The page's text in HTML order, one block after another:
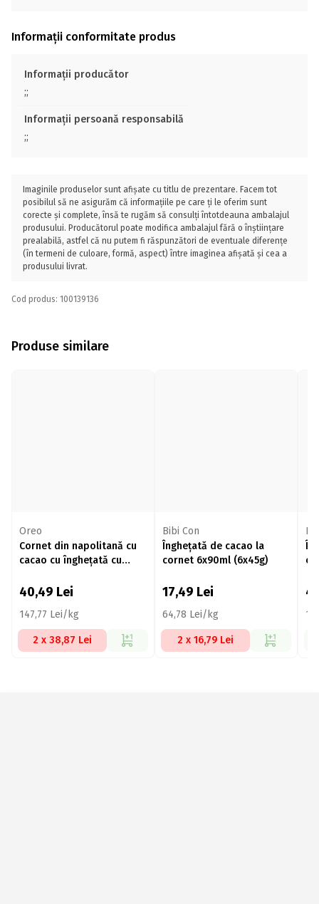
Informații conformitate produs
Informații producător
;;
Informații persoană responsabilă
;;
Imaginile produselor sunt afișate cu titlu de prezentare. Facem tot
posibilul să ne asigurăm că informațiile pe care ți le oferim sunt
corecte și complete, însă te rugăm să consulți întotdeauna ambalajul
produsului. Producătorul poate modifica ambalajul fără o înștiințare
prealabilă, astfel că nu putem fi răspunzători de eventuale diferențe
(în termeni de culoare, formă, aspect) între imaginea afișată și cea a
produsului livrat.
Cod produs: 100139136
Produse similare
Oreo
Cornet din napolitană cu
cacao cu îngheţată cu
bucățele de biscuiți,
40,49 Lei
147,77 Lei/kg
2 x 38,87 Lei
Bibi Con
Înghețată de cacao la
cornet 6x90ml (6x45g)
17,49 Lei
64,78 Lei/kg
2 x 16,79 Lei